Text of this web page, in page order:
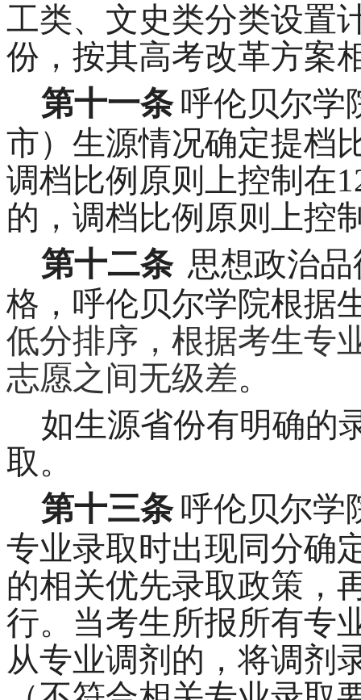
工类、文史类分类设置
份，按其高考改革方案
第十一条 呼伦贝尔学
市）生源情况确定提档
调档比例原则上控制在
的，调档比例原则上控
第十二条 思想政治
格，呼伦贝尔学院根据
低分排序，根据考生专
志愿之间无级差。
如生源省份有明确的
取。
第十三条 呼伦贝尔学
专业录取时出现同分确
的相关优先录取政策，
行。当考生所报所有专
从专业调剂的，将调剂